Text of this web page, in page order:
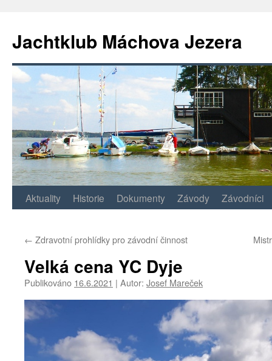
Jachtklub Máchova Jezera
Přejít
obsahu
webu
Aktuality Historie Dokumenty Závody Závodníci
← Zdravotní prohlídky pro závodní činnost
Velká cena YC Dyje
Publikováno 16.6.2021 | Autor: Josef Mareček